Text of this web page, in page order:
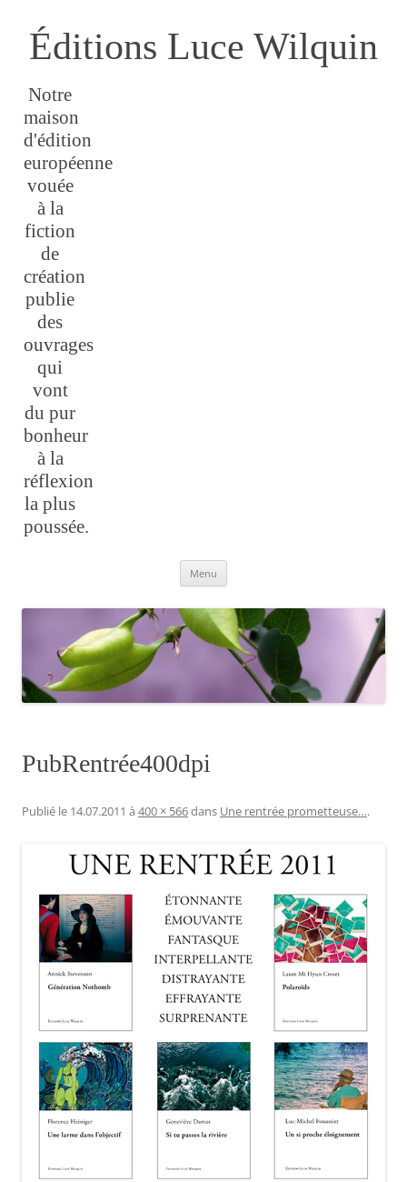
Éditions Luce Wilquin
Notre
maison
d'édition
européenne
vouée
à la
fiction
de
création
publie
des
ouvrages
qui
vont
du pur
bonheur
à la
réflexion
la plus
poussée.
Menu
PubRentrée400dpi
Publié le 14.07.2011 à 400 × 566dans Une rentrée prometteuse….